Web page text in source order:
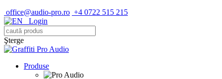
office@audio-pro.ro +4 0722 515 215
Login
Şterge
Produse